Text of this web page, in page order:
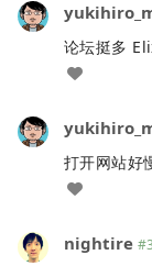
论坛挺多
打开网站好
nightire #3